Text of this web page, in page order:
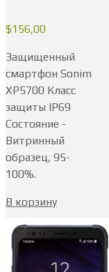
$156,00
Защищенный
смартфон Sonim
XP5700 Класс
защиты IP69
Состояние -
Витринный
образец, 95-
100%.
В корзину